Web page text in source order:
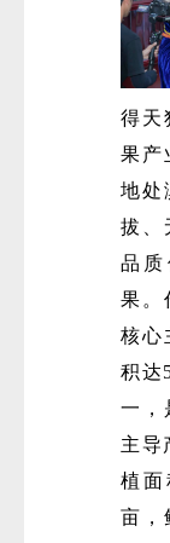
得天
果产
地处
拔、
品
果。
核心
积达
一，
主导
植面
亩，